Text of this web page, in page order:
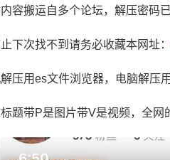
容搬运自多个论坛，解压密码
下次找不到请务必收藏本网址：
压用es文件浏览器，电脑解压
题带P是图片带V是视频，全